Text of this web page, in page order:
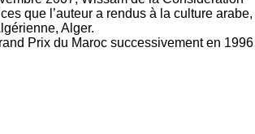
que l’auteur a rendus à la culture arabe,
Alger.
Prix du Maroc successivement en 1996